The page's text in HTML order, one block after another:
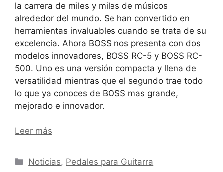
la carrera de miles y miles de músicos
alrededor del mundo. Se han convertido en
herramientas invaluables cuando se trata de su
excelencia. Ahora BOSS nos presenta con dos
modelos innovadores, BOSS RC-5 y BOSS RC-
500. Uno es una versión compacta y llena de
versatilidad mientras que el segundo trae todo
lo que ya conoces de BOSS mas grande,
mejorado e innovador.
Leer más
Categorías
Noticias, Pedales para Guitarra